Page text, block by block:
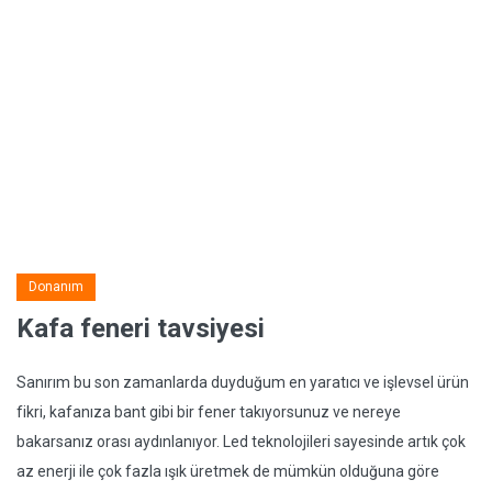
Donanım
Kafa feneri tavsiyesi
Sanırım bu son zamanlarda duyduğum en yaratıcı ve işlevsel ürün
fikri, kafanıza bant gibi bir fener takıyorsunuz ve nereye
bakarsanız orası aydınlanıyor. Led teknolojileri sayesinde artık çok
az enerji ile çok fazla ışık üretmek de mümkün olduğuna göre